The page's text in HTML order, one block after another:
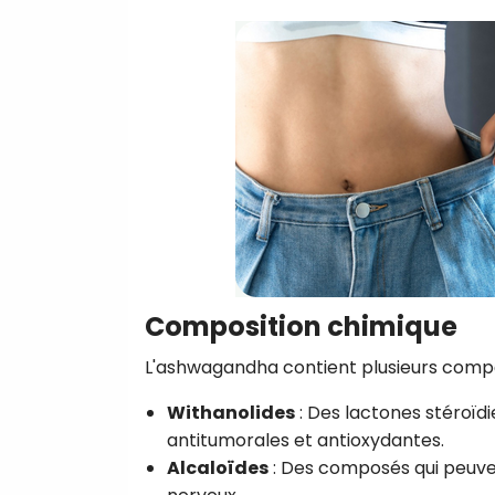
Composition chimique
L'ashwagandha contient plusieurs
Withanolides: Des lactones
antitumorales et antioxydantes.
Alcaloïdes: Des composés qui